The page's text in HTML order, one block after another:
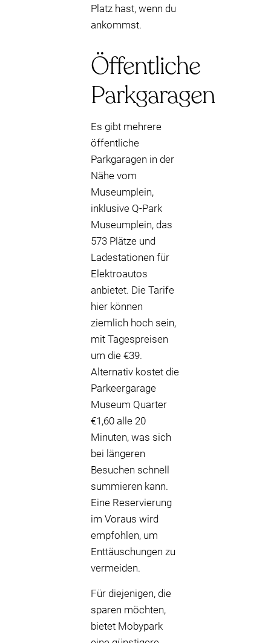
Platz hast, wenn du
ankommst.
Öffentliche
Parkgaragen
Es gibt mehrere
öffentliche
Parkgaragen in der
Nähe vom
Museumplein,
inklusive Q-Park
Museumplein, das
573 Plätze und
Ladestationen für
Elektroautos
anbietet. Die Tarife
hier können
ziemlich hoch sein,
mit Tagespreisen
um die €39.
Alternativ kostet die
Parkeergarage
Museum Quarter
€1,60 alle 20
Minuten, was sich
bei längeren
Besuchen schnell
summieren kann.
Eine Reservierung
im Voraus wird
empfohlen, um
Enttäuschungen zu
vermeiden.
Für diejenigen, die
sparen möchten,
bietet Mobypark